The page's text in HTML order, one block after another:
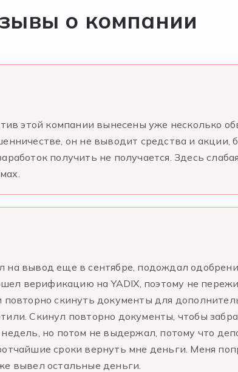
о компании
этой компании вынесены уже несколько
он не выводит средства и акции,
получить не получается. Здесь
вывод еще в сентябре, подождал
верификацию на YADIX, поэтому не
скинуть документы для
Скинул повторно документы, чтобы
но потом не выдержал, потому что
сроки вернуть мне деньги. Меня
вывел остальные деньги.